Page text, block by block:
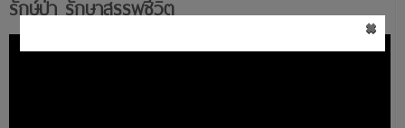
รักษ์ป่า รักษาสรรพชีวิต
×